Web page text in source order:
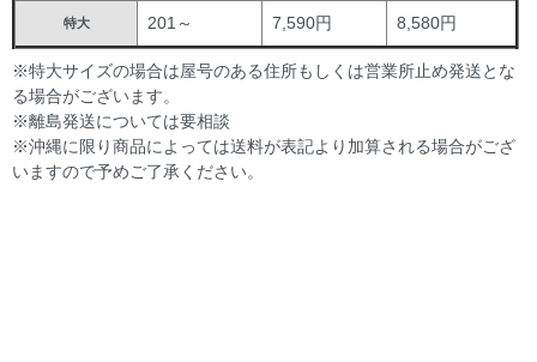
特大 201～ 7,590円 8,580円
※特大サイズの場合は屋号のある住所もしくは営業所止め発送とな
る場合がございます。
※離島発送については要相談
※沖縄に限り商品によっては送料が表記より加算される場合がござ
いますので予めご了承ください。